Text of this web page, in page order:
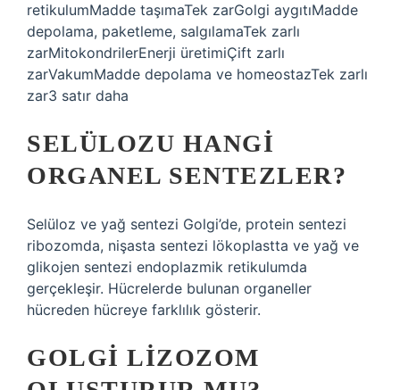
retikulumMadde taşımaTek zarGolgi aygıtıMadde
depolama, paketleme, salgılamaTek zarlı
zarMitokondrilerEnerji üretimiÇift zarlı
zarVakumMadde depolama ve homeostazTek zarlı
zar3 satır daha
SELÜLOZU HANGI
ORGANEL SENTEZLER?
Selüloz ve yağ sentezi Golgi’de, protein sentezi
ribozomda, nişasta sentezi lökoplastta ve yağ ve
glikojen sentezi endoplazmik retikulumda
gerçekleşir. Hücrelerde bulunan organeller
hücreden hücreye farklılık gösterir.
GOLGI LIZOZOM